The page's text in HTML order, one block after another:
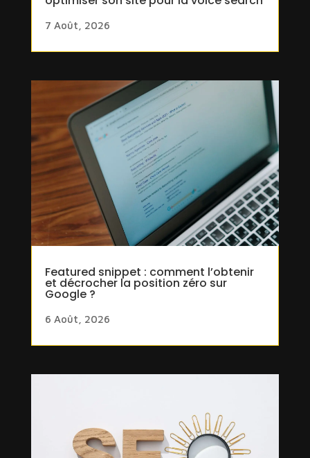
7 Août, 2026
Featured snippet : comment l’obtenir
et décrocher la position zéro sur
Google ?
6 Août, 2026